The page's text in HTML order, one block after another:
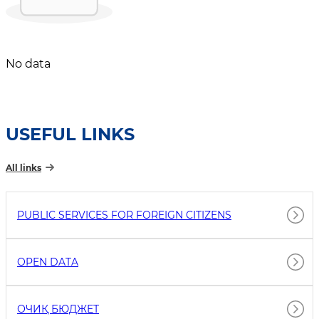
No data
USEFUL LINKS
All links
PUBLIC SERVICES FOR FOREIGN CITIZENS
OPEN DATA
ОЧИҚ БЮДЖEТ